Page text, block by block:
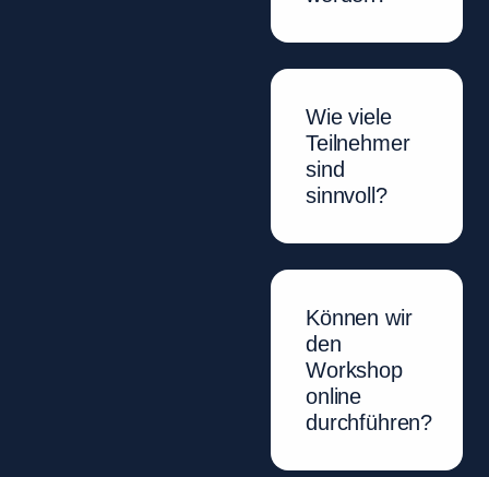
Wie viele
Teilnehmer
sind
sinnvoll?
Können wir
den
Workshop
online
durchführen?